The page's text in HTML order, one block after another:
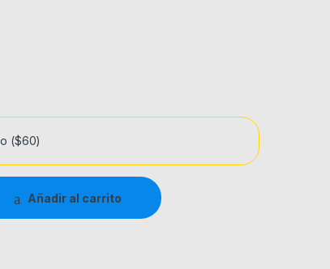
($60)
Añadir al carrito